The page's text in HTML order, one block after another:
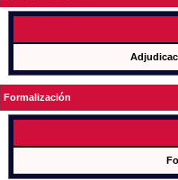
Formalización